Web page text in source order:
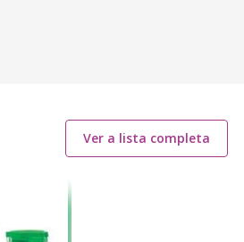
Ver a lista completa